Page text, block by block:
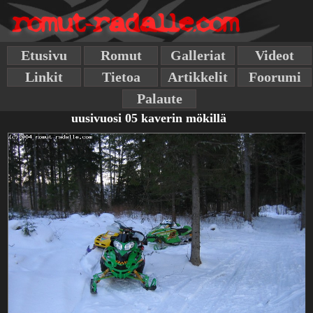
Etusivu Romut Galleriat
Videot
Linkit
Tietoa Artikkelit
Foorumi
Palaute
uusivuosi 05 kaverin mökillä